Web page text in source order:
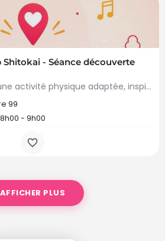
Shitokai - Séance découverte
Le Karaté Santé est une activité physique adaptée, inspirée des techniques du karaté traditionnel et…
99
- 9h00
AFFICHER PLUS